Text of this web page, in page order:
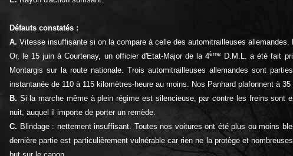
Défauts constatés :
A. Vitesse insuffisante si on la compare à celle des automitrailleuses
Or, le 15 juin à Courtenay, un officier d'Etat-Major de la 4ème
D.M.L. a été fait
Montargis sur la route nationale. Trois automitrailleuses allemandes sont
instantanée de 110 à 115 kilomètres-heure au moins. Nos Panhard plafonnent à
B. Si la marche même à plein régime est silencieuse, par contre les freins sont
nuit, auquel il importe de porter un remède.
C. Blindage : nettement insuffisant. Toutes nos voitures ont été plus ou moins
dernière partie est particulièrement vulnérable car rien ne la protège et